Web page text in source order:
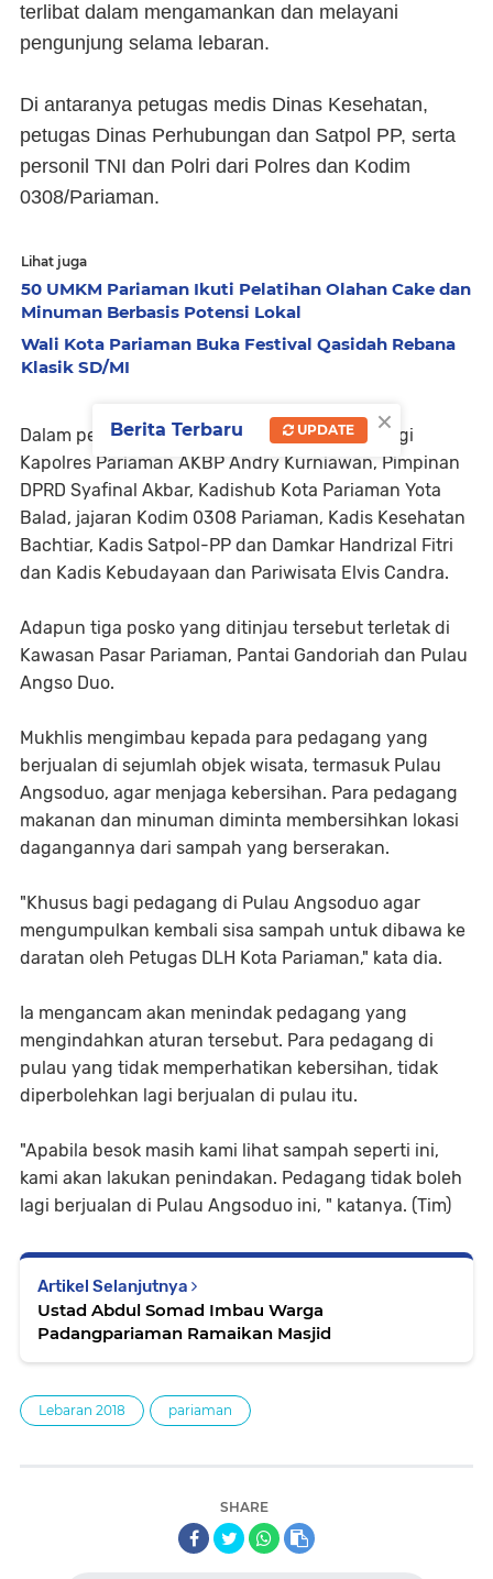
terlibat dalam mengamankan dan melayani
pengunjung selama lebaran.
Di antaranya petugas medis Dinas Kesehatan,
petugas Dinas Perhubungan dan Satpol PP, serta
personil TNI dan Polri dari Polres dan Kodim
0308/Pariaman.
Lihat juga
50 UMKM Pariaman Ikuti Pelatihan Olahan Cake dan
Minuman Berbasis Potensi Lokal
Wali Kota Pariaman Buka Festival Qasidah Rebana
Klasik SD/MI
Dalam peninjauan tersebut, Mukhlis didampingi
Kapolres Pariaman AKBP Andry Kurniawan, Pimpinan
DPRD Syafinal Akbar, Kadishub Kota Pariaman Yota
Balad, jajaran Kodim 0308 Pariaman, Kadis Kesehatan
Bachtiar, Kadis Satpol-PP dan Damkar Handrizal Fitri
dan Kadis Kebudayaan dan Pariwisata Elvis Candra.
Adapun tiga posko yang ditinjau tersebut terletak di
Kawasan Pasar Pariaman, Pantai Gandoriah dan Pulau
Angso Duo.
Mukhlis mengimbau kepada para pedagang yang
berjualan di sejumlah objek wisata, termasuk Pulau
Angsoduo, agar menjaga kebersihan. Para pedagang
makanan dan minuman diminta membersihkan lokasi
dagangannya dari sampah yang berserakan.
"Khusus bagi pedagang di Pulau Angsoduo agar
mengumpulkan kembali sisa sampah untuk dibawa ke
daratan oleh Petugas DLH Kota Pariaman," kata dia.
Ia mengancam akan menindak pedagang yang
mengindahkan aturan tersebut. Para pedagang di
pulau yang tidak memperhatikan kebersihan, tidak
diperbolehkan lagi berjualan di pulau itu.
"Apabila besok masih kami lihat sampah seperti ini,
kami akan lakukan penindakan. Pedagang tidak boleh
lagi berjualan di Pulau Angsoduo ini, " katanya. (Tim)
Artikel Selanjutnya
Ustad Abdul Somad Imbau Warga
Padangpariaman Ramaikan Masjid
Lebaran 2018 pariaman
SHARE
×
Berita Terbaru UPDATE